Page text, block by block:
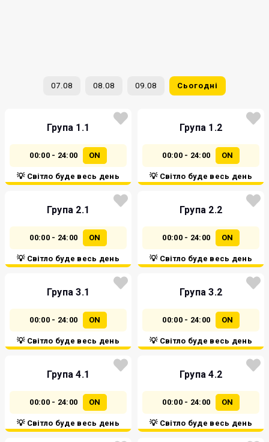
07.08 08.08 09.08 Сьогодні
Група 1.1
00:00 - 24:00 ON
💡 Світло буде весь день
Група 1.2
00:00 - 24:00 ON
💡 Світло буде весь день
Група 2.1
00:00 - 24:00 ON
💡 Світло буде весь день
Група 2.2
00:00 - 24:00 ON
💡 Світло буде весь день
Група 3.1
00:00 - 24:00 ON
💡 Світло буде весь день
Група 3.2
00:00 - 24:00 ON
💡 Світло буде весь день
Група 4.1
00:00 - 24:00 ON
💡 Світло буде весь день
Група 4.2
00:00 - 24:00 ON
💡 Світло буде весь день